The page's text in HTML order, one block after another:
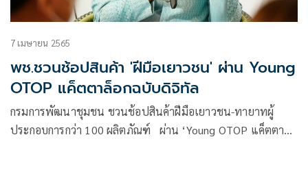
7 เมษายน 2565
พช.ชวนช้อปสินค้า 'ฝีมือเยาวชน' ผ่าน Young
OTOP แค็ตตาล็อกฉบับดิจิทัล
กรมการพัฒนาชุมชน ชวนช้อปสินค้าฝีมือเยาวชน-ทายาทผู้
ประกอบการกว่า 100 ผลิตภัณฑ์ ผ่าน ‘Young OTOP แค็ตตา